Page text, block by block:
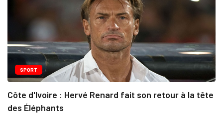
SPORT
Côte d'Ivoire : Hervé Renard fait son retour à la tête
des Éléphants